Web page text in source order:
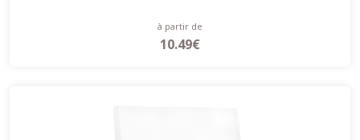
à partir de
10.49€